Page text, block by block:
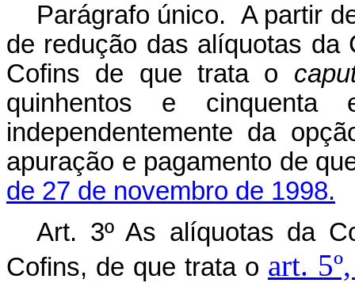
Parágrafo único. A partir
de redução das alíquotas da
Cofins de que trata o
quinhentos e
independentemente da
apuração e pagamento de
de 27 de novembro de 1998.
Art. 3º As alíquotas da
Cofins, de que trata o art.